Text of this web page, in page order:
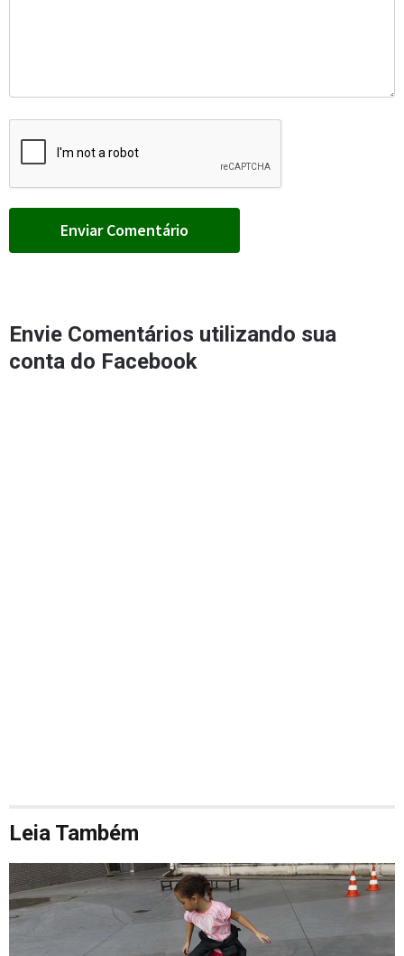
Envie Comentários utilizando sua
conta do Facebook
Leia Também